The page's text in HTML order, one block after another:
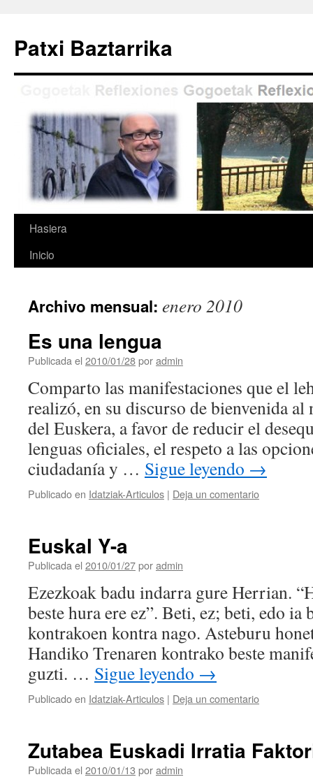
contenido
Patxi Baztarrika
Hasiera
Inicio
Archivo mensual: enero 2010
Es una lengua
Publicada el 2010/01/28poradmin
Comparto las manifestaciones que el
realizó, en su discurso de bienvenida al
del Euskera, a favor de reducir el
lenguas oficiales, el respeto a las
ciudadanía y … Sigue leyendo →
Publicado en Idatziak-Articulos | Deja un comentario
Euskal Y-a
Publicada el 2010/01/27poradmin
Ezezkoak badu indarra gure Herrian.
beste hura ere ez”. Beti, ez; beti, edo
kontrakoen kontra nago. Asteburu
Handiko Trenaren kontrako beste
guzti. … Sigue leyendo →
Publicado en Idatziak-Articulos | Deja un comentario
Zutabea Euskadi Irratia
Publicada el 2010/01/13 poradmin